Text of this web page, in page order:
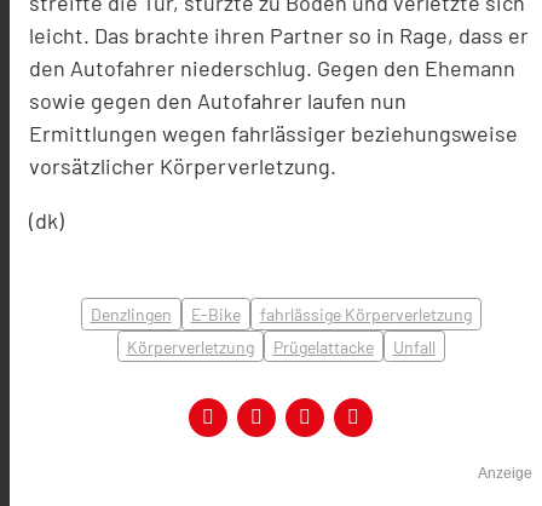
leicht. Das brachte ihren Partner so in Rage, dass er
den Autofahrer niederschlug. Gegen den Ehemann
sowie gegen den Autofahrer laufen nun
Ermittlungen wegen fahrlässiger beziehungsweise
vorsätzlicher Körperverletzung.
(dk)
Denzlingen E-Bike
fahrlässige Körperverletzung
Körperverletzung
Prügelattacke Unfall
Anzeige